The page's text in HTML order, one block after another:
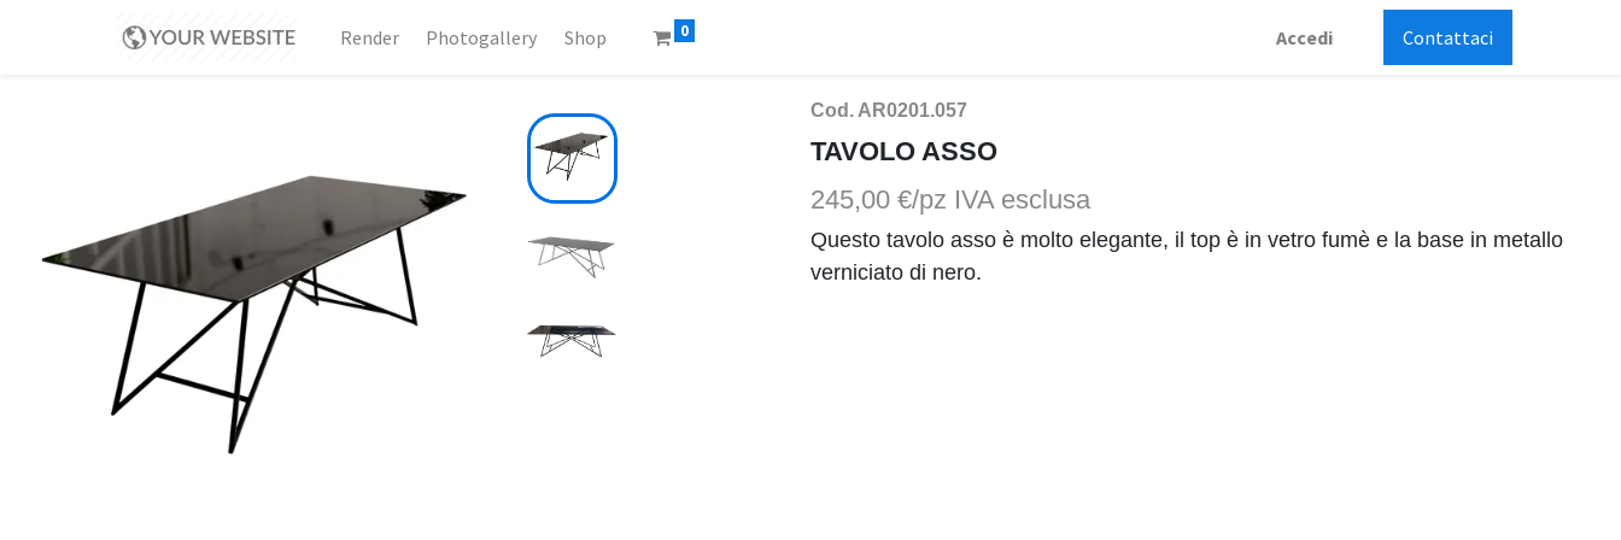
Render Photogallery Shop 0 Accedi Contattaci
Cod. AR0201.057
TAVOLO ASSO
245,00 €/pz IVA esclusa
Questo tavolo asso è molto elegante, il top è in vetro fumè e la base in metallo
verniciato di nero.